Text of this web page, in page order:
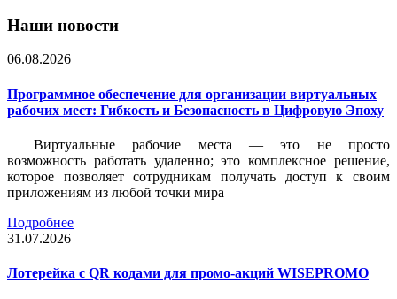
Наши новости
06.08.2026
Программное обеспечение для организации виртуальных
рабочих мест: Гибкость и Безопасность в Цифровую Эпоху
Виртуальные рабочие места — это не просто
возможность работать удаленно; это комплексное решение,
которое позволяет сотрудникам получать доступ к своим
приложениям из любой точки мира
Подробнее
31.07.2026
Лотерейка c QR кодами для промо-акций WISEPROMO